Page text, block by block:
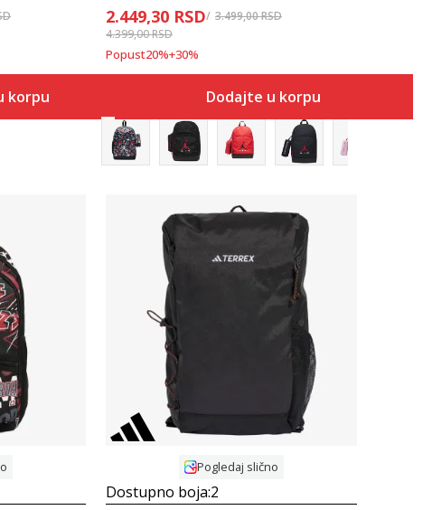
korpu
2.449,30 RSD 3.499,00RSD
4.399,00RSD
Popust20%+30%
Dodajte u korpu
Pogledaj slično
Dostupno boja:2